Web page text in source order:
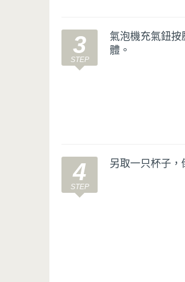
3
氣泡機充氣鈕
體。
4 另取一只杯子，